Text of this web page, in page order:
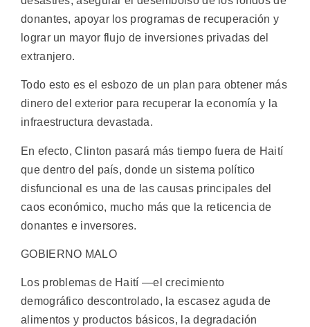
donantes, apoyar los programas de recuperación y
lograr un mayor flujo de inversiones privadas del
extranjero.
Todo esto es el esbozo de un plan para obtener más
dinero del exterior para recuperar la economía y la
infraestructura devastada.
En efecto, Clinton pasará más tiempo fuera de Haití
que dentro del país, donde un sistema político
disfuncional es una de las causas principales del
caos económico, mucho más que la reticencia de
donantes e inversores.
GOBIERNO MALO
Los problemas de Haití —el crecimiento
demográfico descontrolado, la escasez aguda de
alimentos y productos básicos, la degradación